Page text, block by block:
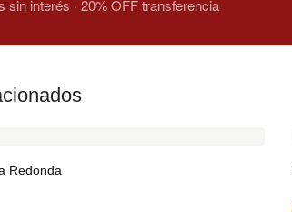
sin interés · 20% OFF transferencia
Redonda